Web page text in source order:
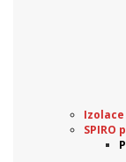
Izolace
SPIRO